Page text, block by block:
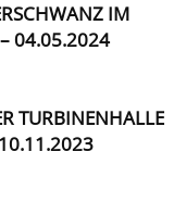
IM
04.05.2024
TURBINENHALLE